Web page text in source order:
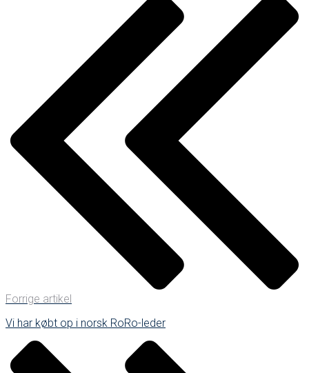
Forrige artikel
Vi har købt op i norsk RoRo-leder